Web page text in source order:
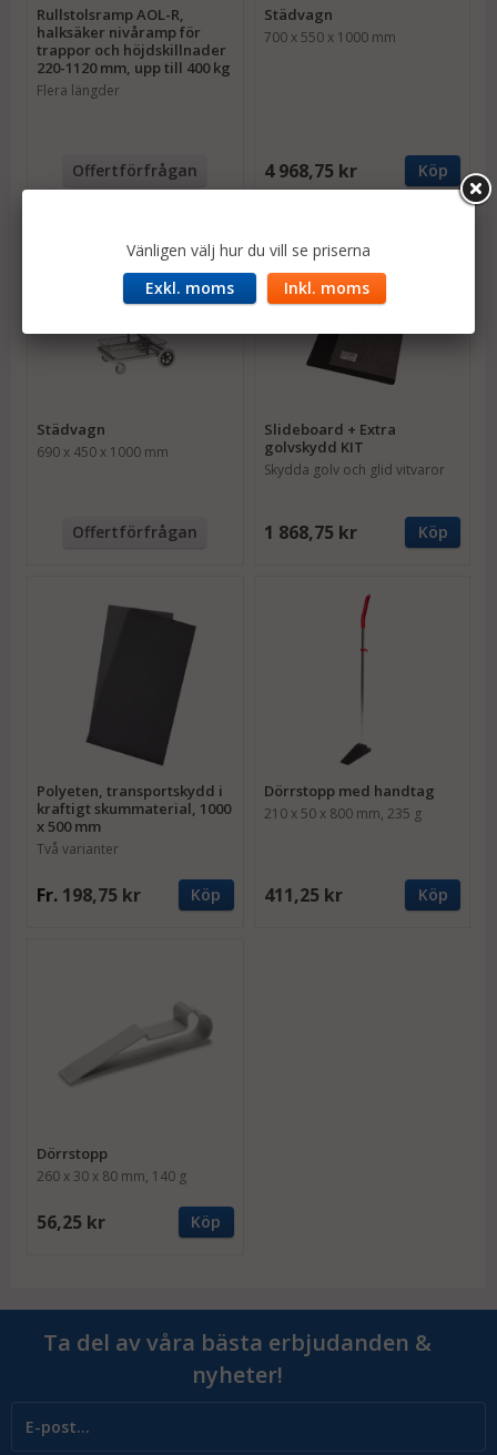
Rullstolsramp AOL-R,
halksäker nivåramp för
trappor och höjdskillnader
220-1120 mm, upp till 400 kg
Flera längder
Offertförfrågan
Städvagn
700 x 550 x 1000 mm
4 968,75 kr Köp
Städvagn
690 x 450 x 1000 mm
Offertförfrågan
Slideboard + Extra
golvskydd KIT
Skydda golv och glid vitvaror
1 868,75 kr Köp
Polyeten, transportskydd i
kraftigt skummaterial, 1000
x 500 mm
Två varianter
Fr. 198,75 kr Köp
Dörrstopp med handtag
210 x 50 x 800 mm, 235 g
411,25 kr Köp
Dörrstopp
260 x 30 x 80 mm, 140 g
56,25 kr Köp
Ta del av våra bästa erbjudanden &
nyheter!
Vänligen välj hur du vill se priserna
Exkl. moms
Inkl. moms